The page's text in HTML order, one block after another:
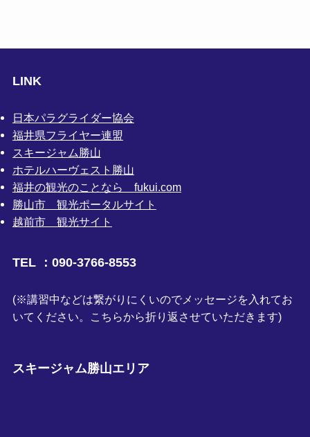
LINK
日本パラグライダー協会
福井県フライヤー連盟
スキージャム勝山
ホテルハーヴェスト勝山
福井の観光のことなら fukui.com
勝山市 観光ポータルサイト
越前市 観光サイト
TEL ：090-3766-8553
(※講習中などは繋がりにくいのでメッセージを入れてお
いてください。こちらから折り返させていただきます)
スキージャム勝山エリア